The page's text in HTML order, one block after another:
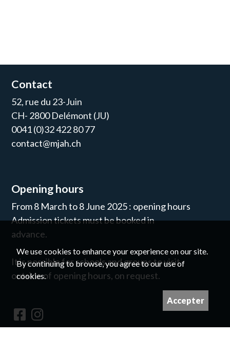
Contact
52, rue du 23-Juin
CH- 2800 Delémont (JU)
0041 (0)32 422 80 77
contact@mjah.ch
Opening hours
From 8 March to 8 June 2025 : opening hours
Admission tickets must be booked in
advance.
It is possible for schools and groups to visit
outside of opening hours, on request.
Newsletter
We use cookies to enhance your experience on our site.
By continuing to browse, you agree to our use of
cookies.
Accepter